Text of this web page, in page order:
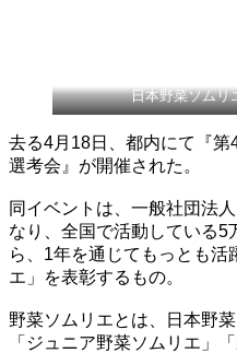
日本野菜ソムリ
去る4月18日、都内にて『
選考会』が開催された。
同イベントは、一般社団法
なり、全国で活動している5
ら、1年を通じてもっとも活
エ」を表彰するもの。
野菜ソムリエとは、日本野
「ジュニア野菜ソムリエ」